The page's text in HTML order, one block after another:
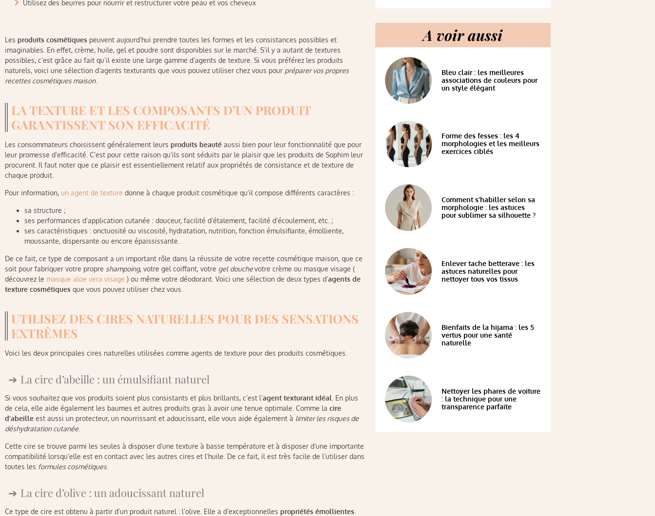
Utilisez des beurres pour nourrir et restructurer votre peau et vos cheveux
Les produits cosmétiques peuvent aujourd’hui prendre toutes les formes et les consistances possibles et
imaginables. En effet, crème, huile, gel et poudre sont disponibles sur le marché. S’il y a autant de textures
possibles, c’est grâce au fait qu’il existe une large gamme d’agents de texture. Si vous préférez les produits
naturels, voici une sélection d’agents texturants que vous pouvez utiliser chez vous pour préparer vos propres
recettes cosmétiques maison.
LA TEXTURE ET LES COMPOSANTS D’UN PRODUIT
GARANTISSENT SON EFFICACITÉ
Les consommateurs choisissent généralement leurs produits beauté aussi bien pour leur fonctionnalité que pour
leur promesse d’efficacité. C’est pour cette raison qu’ils sont séduits par le plaisir que les produits de Sophim leur
procurent. Il faut noter que ce plaisir est essentiellement relatif aux propriétés de consistance et de texture de
chaque produit.
Pour information, un agent de texture donne à chaque produit cosmétique qu’il compose différents caractères :
sa structure ;
ses performances d’application cutanée : douceur, facilité d’étalement, facilité d’écoulement, etc. ;
ses caractéristiques : onctuosité ou viscosité, hydratation, nutrition, fonction émulsifiante, émolliente,
moussante, dispersante ou encore épaississante.
De ce fait, ce type de composant a un important rôle dans la réussite de votre recette cosmétique maison, que ce
soit pour fabriquer votre propre shampoing, votre gel coiffant, votre gel douchevotre crème ou masque visage (
découvrez le masque aloe vera visage ) ou même votre déodorant. Voici une sélection de deux types d’agents de
texture cosmétiques que vous pouvez utiliser chez vous.
UTILISEZ DES CIRES NATURELLES POUR DES SENSATIONS
EXTRÊMES
Voici les deux principales cires naturelles utilisées comme agents de texture pour des produits cosmétiques.
La cire d’abeille : un émulsifiant naturel
Si vous souhaitez que vos produits soient plus consistants et plus brillants, c’est l’agent texturant idéal . En plus
de cela, elle aide également les baumes et autres produits gras à avoir une tenue optimale. Comme la cire
d’abeille est aussi un protecteur, un nourrissant et adoucissant, elle vous aide également à limiter les risques de
déshydratation cutanée
Cette cire se trouve parmi les seules à disposer d’une texture à basse température et à disposer d’une importante
compatibilité lorsqu’elle est en contact avec les autres cires et l’huile. De ce fait, il est très facile de l’utiliser dans
toutes les formules cosmétiques
La cire d’olive : un adoucissant naturel
Ce type de cire est obtenu à partir d’un produit naturel : l’olive. Elle a d’exceptionnelles propriétés émollientes
A voir aussi
Bleu clair : les meilleures
associations de couleurs pour
un style élégant
Forme des fesses : les 4
morphologies et les meilleurs
exercices ciblés
Comment s’habiller selon sa
morphologie : les astuces
pour sublimer sa silhouette ?
Enlever tache betterave : les
astuces naturelles pour
nettoyer tous vos tissus
Bienfaits de la hijama : les 5
vertus pour une santé
naturelle
Nettoyer les phares de voiture
: la technique pour une
transparence parfaite